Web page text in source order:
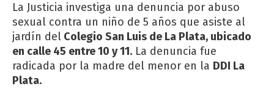
La Justicia investiga una denuncia por abuso
sexual contra un niño de 5 años que asiste al
jardín del Colegio San Luis de La Plata, ubicado
en calle 45 entre 10 y 11. La denuncia fue
radicada por la madre del menor en la DDI La
Plata.